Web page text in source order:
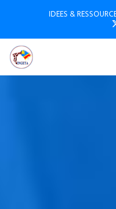
IDEES &